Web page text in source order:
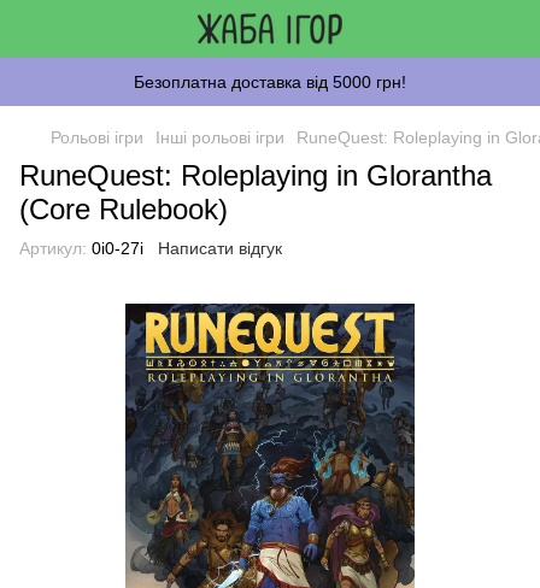
Безоплатна доставка від 5000 грн!
Рольові ігри Інші рольові ігри RuneQuest: Roleplaying in
RuneQuest: Roleplaying in Glorantha
(Core Rulebook)
Артикул: 0i0-27i Написати відгук